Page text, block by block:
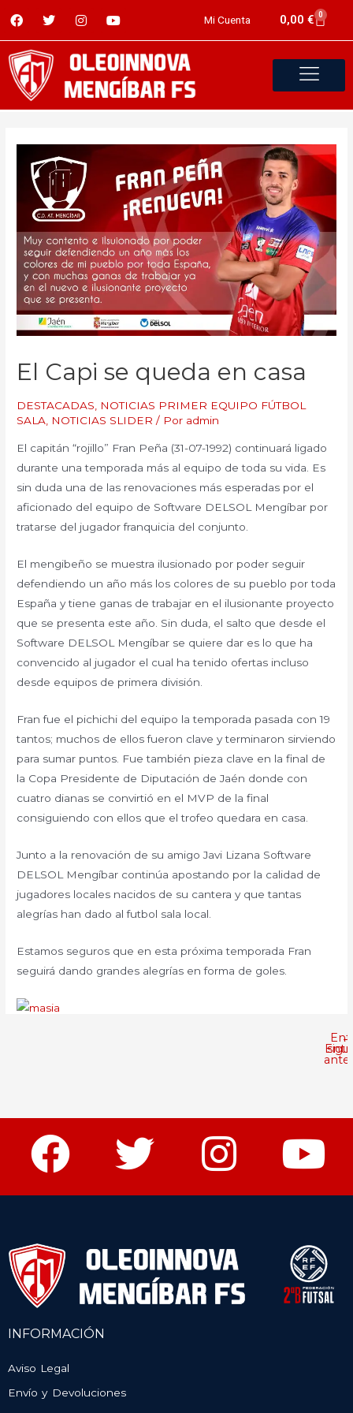
Mi Cuenta 0,00 € 0
El Capi se queda en casa
DESTACADAS
NOTICIAS PRIMER EQUIPO FÚTBOL
SALA
NOTICIAS SLIDER / Por admin
El capitán “rojillo” Fran Peña (31-07-1992) continuará ligado
durante una temporada más al equipo de toda su vida. Es
sin duda una de las renovaciones más esperadas por el
aficionado del equipo de Software DELSOL Mengíbar por
tratarse del jugador franquicia del conjunto.
El mengibeño se muestra ilusionado por poder seguir
defendiendo un año más los colores de su pueblo por toda
España y tiene ganas de trabajar en el ilusionante proyecto
que se presenta este año. Sin duda, el salto que desde el
Software DELSOL Mengíbar se quiere dar es lo que ha
convencido al jugador el cual ha tenido ofertas incluso
desde equipos de primera división.
Fran fue el pichichi del equipo la temporada pasada con 19
tantos; muchos de ellos fueron clave y terminaron sirviendo
para sumar puntos. Fue también pieza clave en la final de
la Copa Presidente de Diputación de Jaén donde con
cuatro dianas se convirtió en el MVP de la final
consiguiendo con ellos que el trofeo quedara en casa.
Junto a la renovación de su amigo Javi Lizana Software
DELSOL Mengíbar continúa apostando por la calidad de
jugadores locales nacidos de su cantera y que tantas
alegrías han dado al futbol sala local.
Estamos seguros que en esta próxima temporada Fran
seguirá dando grandes alegrías en forma de goles.
←
INFORMACIÓN
Aviso Legal
Envío y Devoluciones